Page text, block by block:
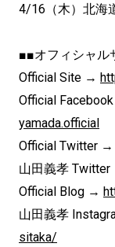
4/16（木）北海
■■オフィシャル
Official Site →
Official
yamada.official
Official Twitter →
山田義孝
Official Blog →
山田義孝
sitaka/